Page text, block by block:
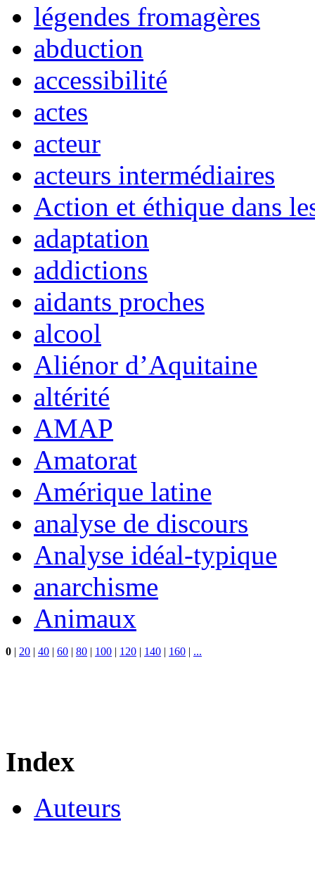
légendes fromagères
abduction
accessibilité
actes
acteur
acteurs intermédiaires
Action et éthique dans
adaptation
addictions
aidants proches
alcool
Aliénor d’Aquitaine
altérité
AMAP
Amatorat
Amérique latine
analyse de discours
Analyse idéal-typique
anarchisme
Animaux
0 | 20 | 40 | 60 | 80 | 100 | 120 | 140 | 160 | ...
Index
Auteurs